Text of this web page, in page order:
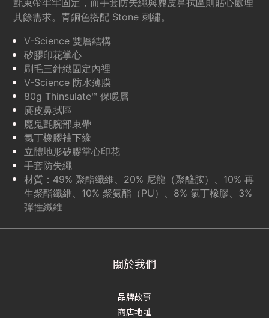
氈束帶牢牢固定，而手套防失繩與麂皮鼻拭區則貼心處理
其餘需求。青銅色搭配 Stone 刺繡。
V-Science 雙層結構
矽膠印花掌心
刷毛三針織固定內裡
V-Science 防水薄膜
80g Thinsulate™ 保暖層
麂皮鼻拭區
魔鬼氈腕部束帶
氯丁橡膠袖下緣
立體地形矽膠掌心印花
手套防失繩
材質：49% 聚酯纖維、20% 尼龍（聚醯胺）、10% 再
生聚酯纖維、10% 聚氨酯（PU）、8% 氯丁橡膠、3%
彈性纖維
關於我們
品牌故事
商店地址